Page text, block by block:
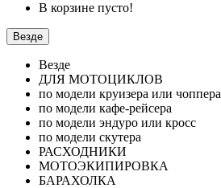
В корзине пусто!
Везде
Везде
ДЛЯ МОТОЦИКЛОВ
по модели круизера или чоппера
по модели кафе-рейсера
по модели эндуро или кросс
по модели скутера
РАСХОДНИКИ
МОТОЭКИПИРОВКА
БАРАХОЛКА